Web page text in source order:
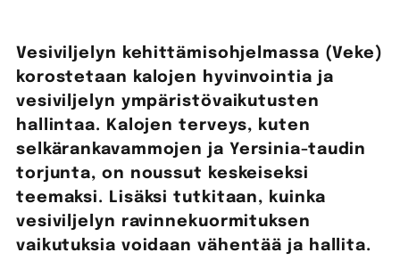
Vesiviljelyn kehittämisohjelmassa (Veke)
korostetaan kalojen hyvinvointia ja
vesiviljelyn ympäristövaikutusten
hallintaa. Kalojen terveys, kuten
selkärankavammojen ja Yersinia-taudin
torjunta, on noussut keskeiseksi
teemaksi. Lisäksi tutkitaan, kuinka
vesiviljelyn ravinnekuormituksen
vaikutuksia voidaan vähentää ja hallita.